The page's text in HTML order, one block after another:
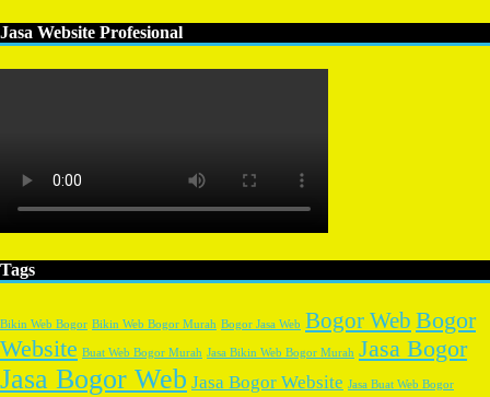
Jasa Website Profesional
Tags
Bikin Web Bogor Bikin Web Bogor Murah Bogor Jasa Web Bogor Web Bogor
Website Buat Web Bogor Murah Jasa Bikin Web Bogor Murah Jasa Bogor
Jasa Bogor Web Jasa Bogor Website Jasa Buat Web Bogor